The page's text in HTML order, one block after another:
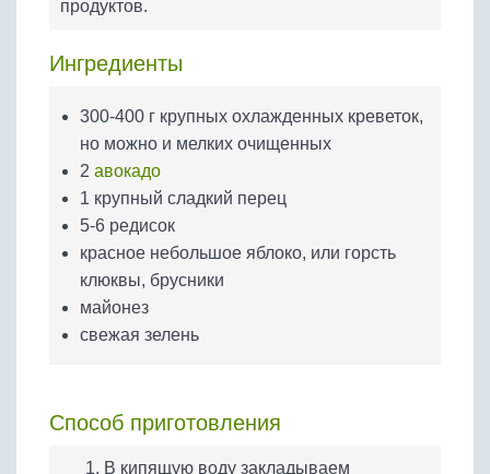
Бобовые
Крупы
продуктов.
Ингредиенты
300-400 г крупных охлажденных креветок,
но можно и мелких очищенных
2 авокадо
1 крупный сладкий перец
5-6 редисок
красное небольшое яблоко, или горсть
клюквы, брусники
майонез
свежая зелень
Способ приготовления
В кипящую воду закладываем